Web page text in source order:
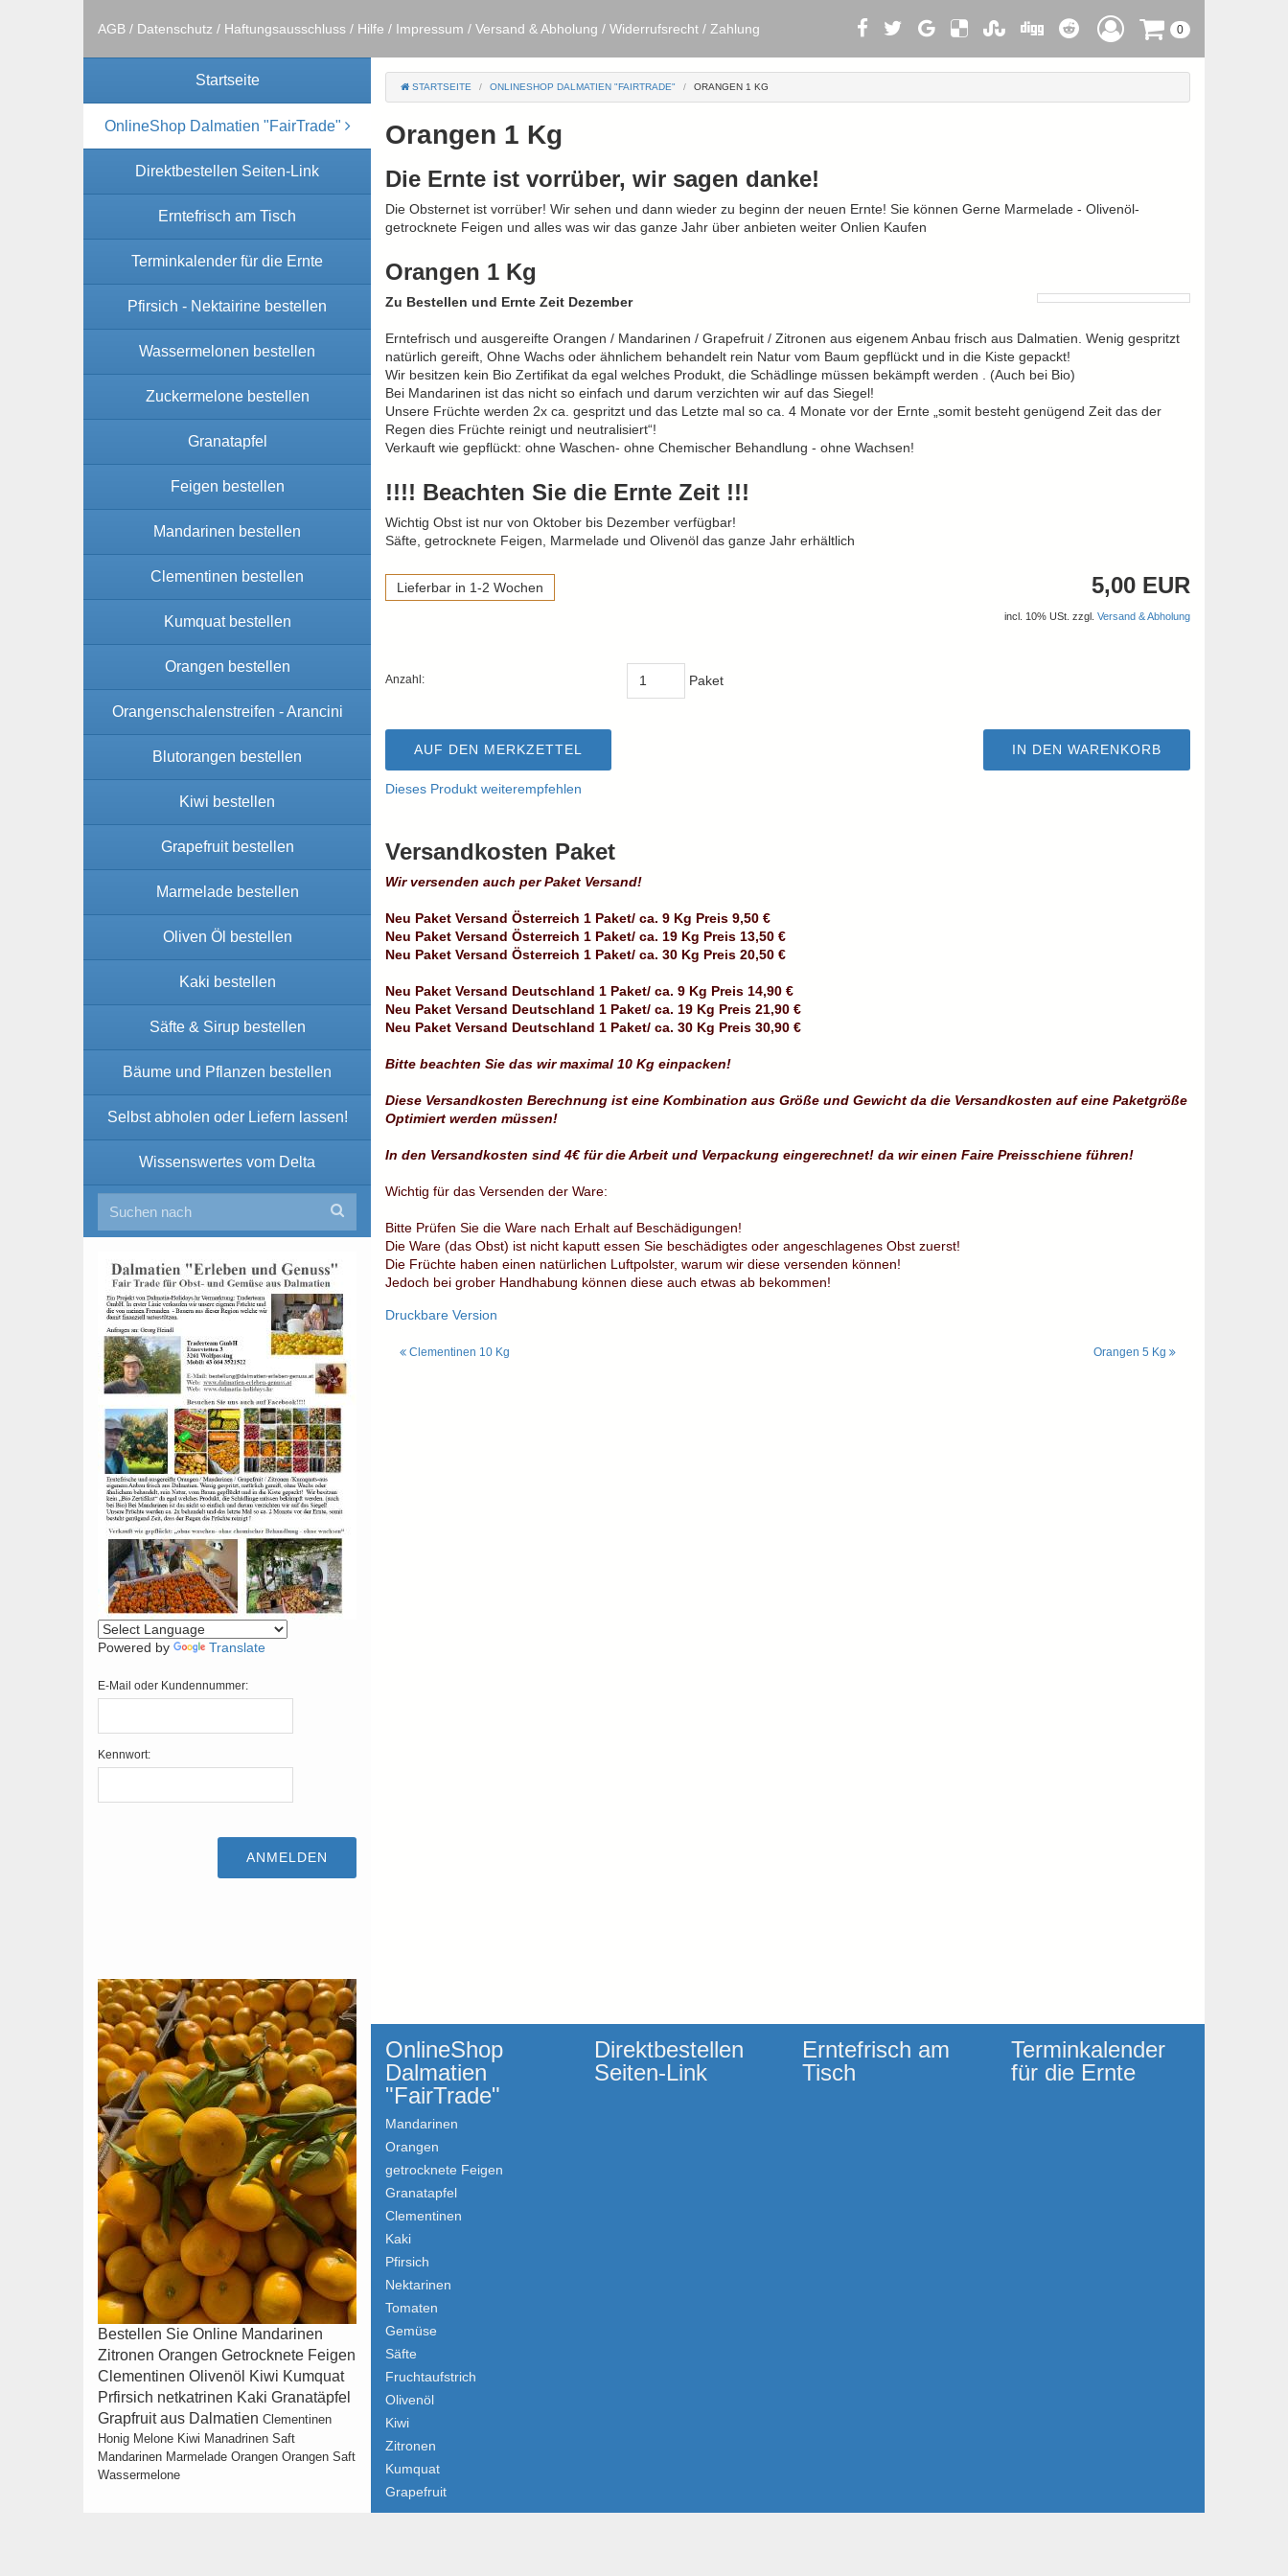
AGB / Datenschutz / Haftungsausschluss / Hilfe / Impressum / Versand & Abholung / Widerrufsrecht / Zahlung 0
Startseite
OnlineShop Dalmatien "FairTrade"
Direktbestellen Seiten-Link
Erntefrisch am Tisch
Terminkalender für die Ernte
Pfirsich - Nektairine bestellen
Wassermelonen bestellen
Zuckermelone bestellen
Granatapfel
Feigen bestellen
Mandarinen bestellen
Clementinen bestellen
Kumquat bestellen
Orangen bestellen
Orangenschalenstreifen - Arancini
Blutorangen bestellen
Kiwi bestellen
Grapefruit bestellen
Marmelade bestellen
Oliven Öl bestellen
Kaki bestellen
Säfte & Sirup bestellen
Bäume und Pflanzen bestellen
Selbst abholen oder Liefern lassen!
Wissenswertes vom Delta
Powered by Translate
E-Mail oder Kundennummer:
Kennwort:
Bestellen Sie Online Mandarinen
Zitronen Orangen Getrocknete Feigen
Clementinen Olivenöl Kiwi Kumquat
Prfirsich netkatrinen Kaki Granatäpfel
Grapfruit aus Dalmatien Clementinen
Honig Melone Kiwi Manadrinen Saft
Mandarinen Marmelade Orangen Orangen Saft
Wassermelone
STARTSEITE ONLINESHOP DALMATIEN "FAIRTRADE" ORANGEN 1 KG
Orangen 1 Kg
Die Ernte ist vorrüber, wir sagen danke!
Die Obsternet ist vorrüber! Wir sehen und dann wieder zu beginn der neuen Ernte! Sie können Gerne Marmelade - Olivenöl-
getrocknete Feigen und alles was wir das ganze Jahr über anbieten weiter Onlien Kaufen
Orangen 1 Kg
Zu Bestellen und Ernte Zeit Dezember
Erntefrisch und ausgereifte Orangen / Mandarinen / Grapefruit / Zitronen aus eigenem Anbau frisch aus Dalmatien. Wenig gespritzt
natürlich gereift, Ohne Wachs oder ähnlichem behandelt rein Natur vom Baum gepflückt und in die Kiste gepackt!
Wir besitzen kein Bio Zertifikat da egal welches Produkt, die Schädlinge müssen bekämpft werden . (Auch bei Bio)
Bei Mandarinen ist das nicht so einfach und darum verzichten wir auf das Siegel!
Unsere Früchte werden 2x ca. gespritzt und das Letzte mal so ca. 4 Monate vor der Ernte „somit besteht genügend Zeit das der
Regen dies Früchte reinigt und neutralisiert“!
Verkauft wie gepflückt: ohne Waschen- ohne Chemischer Behandlung - ohne Wachsen!
!!!! Beachten Sie die Ernte Zeit !!!
Wichtig Obst ist nur von Oktober bis Dezember verfügbar!
Säfte, getrocknete Feigen, Marmelade und Olivenöl das ganze Jahr erhältlich
Lieferbar in 1-2 Wochen 5,00 EUR
incl. 10% USt. zzgl. Versand & Abholung
Anzahl: Paket
IN DEN WARENKORB
AUF DEN MERKZETTEL
Dieses Produkt weiterempfehlen
Versandkosten Paket
Wir versenden auch per Paket Versand!
Neu Paket Versand Österreich 1 Paket/ ca. 9 Kg Preis 9,50 €
Neu Paket Versand Österreich 1 Paket/ ca. 19 Kg Preis 13,50 €
Neu Paket Versand Österreich 1 Paket/ ca. 30 Kg Preis 20,50 €
Neu Paket Versand Deutschland 1 Paket/ ca. 9 Kg Preis 14,90 €
Neu Paket Versand Deutschland 1 Paket/ ca. 19 Kg Preis 21,90 €
Neu Paket Versand Deutschland 1 Paket/ ca. 30 Kg Preis 30,90 €
Bitte beachten Sie das wir maximal 10 Kg einpacken!
Diese Versandkosten Berechnung ist eine Kombination aus Größe und Gewicht da die Versandkosten auf eine Paketgröße
Optimiert werden müssen!
In den Versandkosten sind 4€ für die Arbeit und Verpackung eingerechnet! da wir einen Faire Preisschiene führen!
Wichtig für das Versenden der Ware:
Bitte Prüfen Sie die Ware nach Erhalt auf Beschädigungen!
Die Ware (das Obst) ist nicht kaputt essen Sie beschädigtes oder angeschlagenes Obst zuerst!
Die Früchte haben einen natürlichen Luftpolster, warum wir diese versenden können!
Jedoch bei grober Handhabung können diese auch etwas ab bekommen!
Druckbare Version
Clementinen 10 Kg Orangen 5 Kg
OnlineShop
Dalmatien
"FairTrade"
Mandarinen
Orangen
getrocknete Feigen
Granatapfel
Clementinen
Kaki
Pfirsich
Nektarinen
Tomaten
Gemüse
Säfte
Fruchtaufstrich
Olivenöl
Kiwi
Zitronen
Kumquat
Grapefruit
Direktbestellen
Seiten-Link
Erntefrisch am
Tisch
Terminkalender
für die Ernte